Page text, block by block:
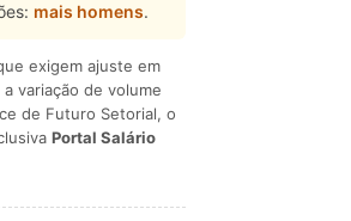
mais homens.
exigem ajuste em
variação de volume
de Futuro Setorial, o
Portal Salário